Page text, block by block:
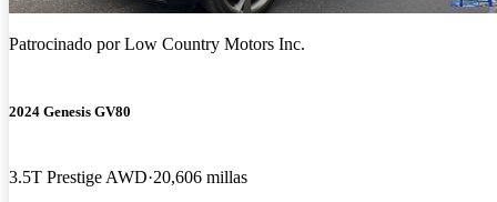
Patrocinado porLow Country Motors Inc.
2024 Genesis GV80
3.5T Prestige AWD 20,606 millas